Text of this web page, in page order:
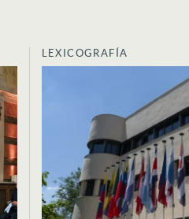
LEXICOGRAFÍA